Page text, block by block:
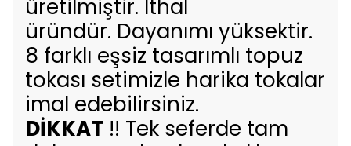
üretilmiştir. İthal
üründür. Dayanımı yüksektir.
8 farklı eşsiz tasarımlı topuz
tokası setimizle harika tokalar
imal edebilirsiniz.
DİKKAT !! Tek seferde tam